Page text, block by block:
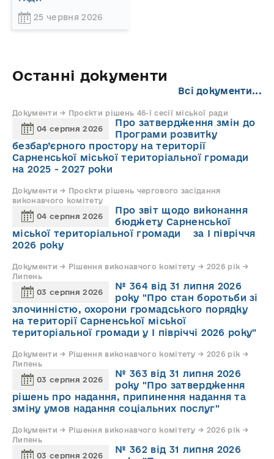
25 червня 2026
Останні документи
Всі документи...
Документи → Проєкти рішень 46-ї сесії міської ради
04 серпня 2026
Про затвердження змін до
Програми розвитку
безбар’єрного простору на території
Сарненської міської територіальної громади
на 2025 - 2027 роки
Документи → Проєкти рішень чергового засідання
виконавчого комітету
04 серпня 2026
Про звіт щодо виконання
бюджету Сарненської
міської територіальної громади за І півріччя
2026 року
Документи → Рішення виконавчого комітету → 2026 рік →
Липень
03 серпня 2026
№ 364 від 31 липня 2026
року "Про стан боротьби зі
злочинністю, охорони громадського порядку
на території Сарненської міської
територіальної громади у І півріччі 2026 року"
Документи → Рішення виконавчого комітету → 2026 рік →
Липень
03 серпня 2026
№ 363 від 31 липня 2026
року "Про затвердження
рішень про надання, припинення надання та
зміну умов надання соціальних послуг"
Документи → Рішення виконавчого комітету → 2026 рік →
Липень
03 серпня 2026
№ 362 від 31 липня 2026